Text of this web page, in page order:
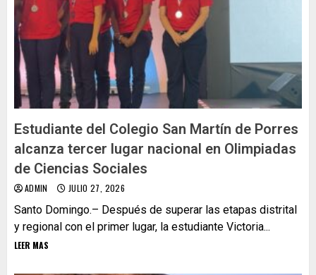
Estudiante del Colegio San Martín de Porres
alcanza tercer lugar nacional en Olimpiadas
de Ciencias Sociales
ADMIN JULIO 27, 2026
Santo Domingo.– Después de superar las etapas distrital
y regional con el primer lugar, la estudiante Victoria...
LEER MAS